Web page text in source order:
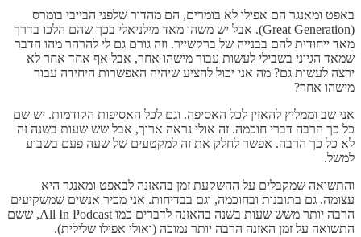
באפט ומאנגר הם אפילו לא בומרים, הם מהדור שלפני הבייבי בומרס
(Great Generation). אבל יש משהו מאד מילניאלי בכך שהם הלכו בדרך
מאד ייחודית להם בבנייה של ברקשייר. וזה גורם גם לי להרהר מהו הדבר
שמאד הגיוני בשבילי לעשות עבור מישהו אחר, אבל אף אחד אחר לא
ירצה לעשות גם? מה אני יכול להציע שיהיה האפשרות היחידה עבור
מישהו אחר?
אני שב וממליץ להאזין לכל האסיפה. וגם לכל האסיפות הקודמות. יש שם
כל כך הרבה דברי חוכמה. זה אולי נראה ארוך, אבל שש שעות בשנה זה
לא כל כך הרבה. אפשר לחלק את זה למקטעים של שעה פעם בשבוע
למשל.
והתשואה שמקבלים על ההשקעת זמן בהאזנה לבאפט ומאנגר היא
עצומה. גם בתובנות ובחוכמה, וגם בבדיחות. אני מכיר אנשים שמשקיעים
הרבה יותר משש שעות בשנה בהאזנה לדברים כמו All In Podcast, ששם
התשואה על זמן האזנה הרבה יותר נמוכה (ואולי אפילו שלילית).